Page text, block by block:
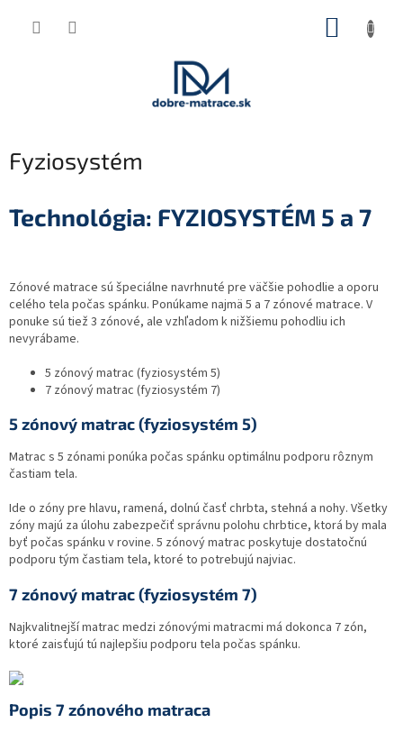
Fyziosystém
Technológia: FYZIOSYSTÉM 5 a 7
Zónové matrace sú špeciálne navrhnuté pre väčšie pohodlie a oporu
celého tela počas spánku. Ponúkame najmä 5 a 7 zónové matrace. V
ponuke sú tiež 3 zónové, ale vzhľadom k nižšiemu pohodliu ich
nevyrábame.
5 zónový matrac (fyziosystém 5)
7 zónový matrac (fyziosystém 7)
5 zónový matrac (fyziosystém 5)
Matrac s 5 zónami ponúka počas spánku optimálnu podporu rôznym
častiam tela.
Ide o zóny pre hlavu, ramená, dolnú časť chrbta, stehná a nohy. Všetky
zóny majú za úlohu zabezpečiť správnu polohu chrbtice, ktorá by mala
byť počas spánku v rovine. 5 zónový matrac poskytuje dostatočnú
podporu tým častiam tela, ktoré to potrebujú najviac.
7 zónový matrac (fyziosystém 7)
Najkvalitnejší matrac medzi zónovými matracmi má dokonca 7 zón,
ktoré zaisťujú tú najlepšiu podporu tela počas spánku.
Popis 7 zónového matraca